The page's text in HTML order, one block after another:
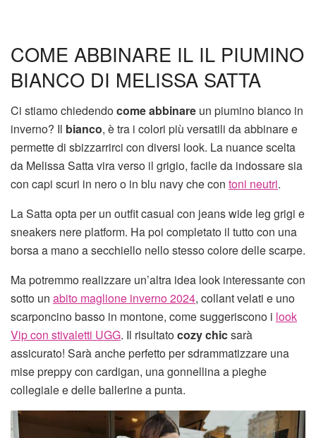
COME ABBINARE IL IL PIUMINO
BIANCO DI MELISSA SATTA
Ci stiamo chiedendocome abbinare un piumino bianco in
inverno? Il bianco, è tra i colori più versatili da abbinare e
permette di sbizzarrirci con diversi look. La nuance scelta
da Melissa Satta vira verso il grigio, facile da indossare sia
con capi scuri in nero o in blu navy che con toni neutri.
La Satta opta per un outfit casual con jeans wide leg grigi e
sneakers nere platform. Ha poi completato il tutto con una
borsa a mano a secchiello nello stesso colore delle scarpe.
Ma potremmo realizzare un’altra idea look interessante con
sotto un abito maglione inverno 2024, collant velati e uno
scarponcino basso in montone, come suggeriscono i look
Vip con stivaletti UGG. Il risultatocozy chicsarà
assicurato! Sarà anche perfetto per sdrammatizzare una
mise preppy con cardigan, una gonnellina a pieghe
collegiale e delle ballerine a punta.